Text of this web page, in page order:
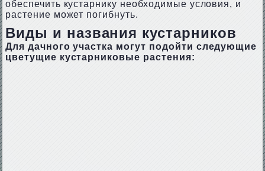
обеспечить кустарнику необходимые условия, и
растение может погибнуть.
Виды и названия кустарников
Для дачного участка могут подойти следующие
цветущие кустарниковые растения: